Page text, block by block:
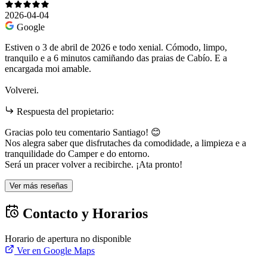
2026-04-04
Google
Estiven o 3 de abril de 2026 e todo xenial. Cómodo, limpo,
tranquilo e a 6 minutos camiñando das praias de Cabío. E a
encargada moi amable.
Volverei.
Respuesta del propietario:
Gracias polo teu comentario Santiago! 😊
Nos alegra saber que disfrutaches da comodidade, a limpieza e a
tranquilidade do Camper e do entorno.
Será un pracer volver a recibirche. ¡Ata pronto!
Ver más reseñas
Contacto y Horarios
Horario de apertura no disponible
Ver en Google Maps